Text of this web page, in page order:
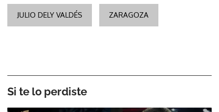
JULIO DELY VALDÉS ZARAGOZA
Si te lo perdiste